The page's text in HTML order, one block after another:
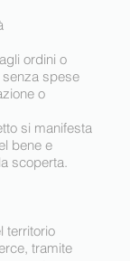
ordini o
senza spese
o
si manifesta
bene e
scoperta.
territorio
tramite